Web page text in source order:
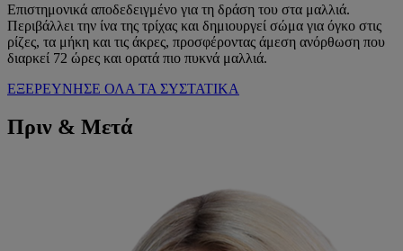
Επιστημονικά αποδεδειγμένο για τη δράση του στα μαλλιά.
Περιβάλλει την ίνα της τρίχας και δημιουργεί σώμα για όγκο στις
ρίζες, τα μήκη και τις άκρες, προσφέροντας άμεση ανόρθωση που
διαρκεί 72 ώρες και ορατά πιο πυκνά μαλλιά.
ΕΞΕΡΕΥΝΗΣΕ ΟΛΑ ΤΑ ΣΥΣΤΑΤΙΚΑ
Πριν & Μετά